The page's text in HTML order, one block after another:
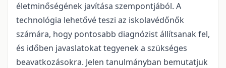
életminőségének javítása szempontjából. A
technológia lehetővé teszi az iskolavédőnők
számára, hogy pontosabb diagnózist állítsanak fel,
és időben javaslatokat tegyenek a szükséges
beavatkozásokra. Jelen tanulmányban bemutatjuk